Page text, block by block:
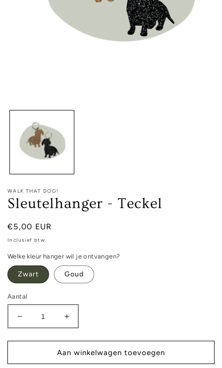
modaal
WALK THAT DOG!
Sleutelhanger - Teckel
Normale
prijs
€5,00 EUR
Inclusief btw.
Welke kleur hanger wil je ontvangen?
Zwart Goud
Aantal
Aantal
verlagen
voor
Sleutelhanger
-
Aantal
verhogen
voor
Sleutelhanger
-
Aan winkelwagen toevoegen